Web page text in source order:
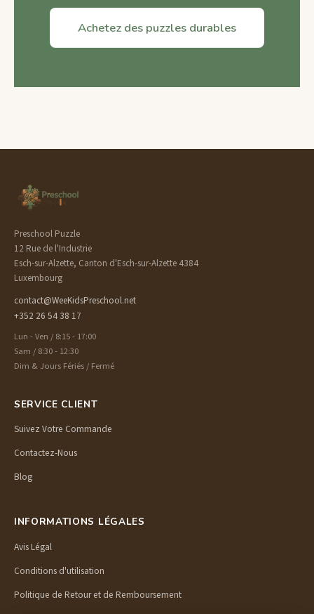
Achetez des puzzles durables
Preschool Puzzle
12 Rue de l'Industrie
Esch-sur-Alzette, Canton d'Esch-sur-Alzette 4384
Luxembourg
contact@WeeKidsPreschool.net
+352 26 54 38 17
Lun - Ven / 8:15 - 17:00
Sam / 8:30 - 12:30
Dim & Jours Fériés / Fermé
SERVICE CLIENT
Suivez Votre Commande
Contactez-Nous
Blog
INFORMATIONS LÉGALES
Avis Légal
Conditions d'utilisation
Politique de Retour et de Remboursement